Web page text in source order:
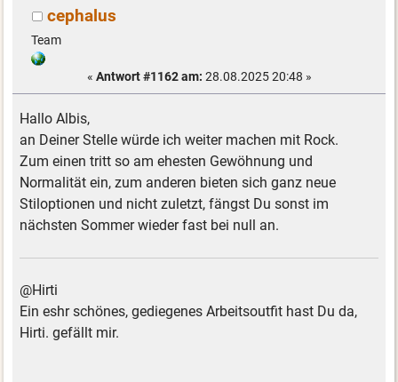
cephalus
Team
« Antwort #1162 am: 28.08.2025 20:48 »
Hallo Albis,
an Deiner Stelle würde ich weiter machen mit Rock.
Zum einen tritt so am ehesten Gewöhnung und
Normalität ein, zum anderen bieten sich ganz neue
Stiloptionen und nicht zuletzt, fängst Du sonst im
nächsten Sommer wieder fast bei null an.
@Hirti
Ein eshr schönes, gediegenes Arbeitsoutfit hast Du da,
Hirti. gefällt mir.